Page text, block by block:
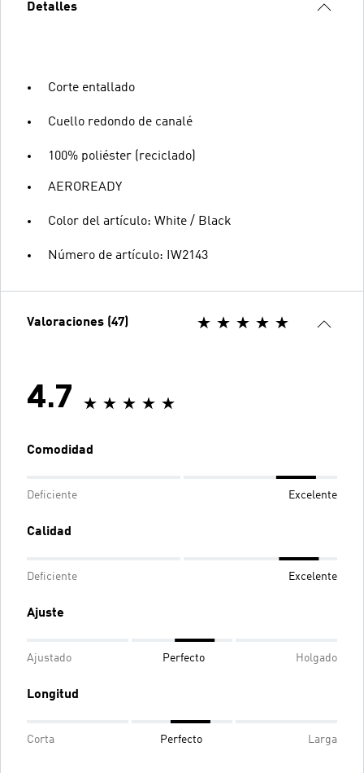
Detalles
Corte entallado
Cuello redondo de canalé
100% poliéster (reciclado)
AEROREADY
Color del artículo: White / Black
Número de artículo: IW2143
Valoraciones (47)
4.7
Comodidad
Deficiente Excelente
Calidad
Deficiente Excelente
Ajuste
Ajustado Perfecto Holgado
Longitud
Corta Perfecto Larga